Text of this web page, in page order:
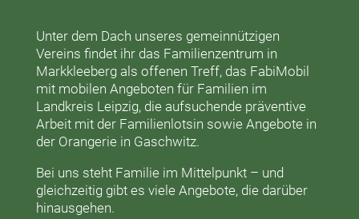
Unter dem Dach unseres gemeinnützigen
Vereins findet ihr das Familienzentrum in
Markkleebergals offenen Treff, das FabiMobil
mit mobilen Angeboten für Familien im
Landkreis Leipzig, die aufsuchende präventive
Arbeit mit der Familienlotsin sowie Angebote in
der Orangeriein Gaschwitz.
Bei uns steht Familie im Mittelpunkt – und
gleichzeitig gibt es viele Angebote, die darüber
hinausgehen.